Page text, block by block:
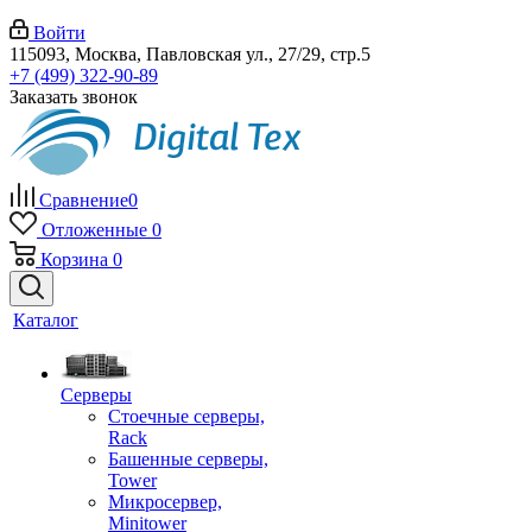
Войти
115093, Москва, Павловская ул., 27/29, стр.5
+7 (499) 322-90-89
Заказать звонок
Сравнение0
Отложенные 0
Корзина 0
Каталог
Серверы
Стоечные серверы,
Rack
Башенные серверы,
Tower
Микросервер,
Minitower